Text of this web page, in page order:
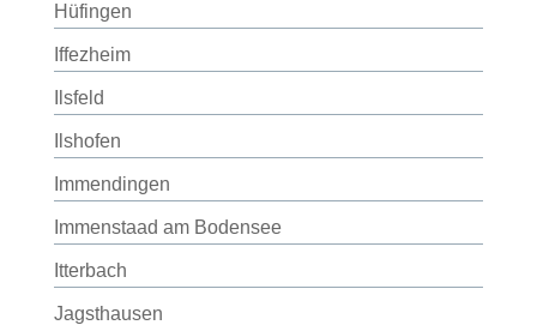
Hüfingen
Iffezheim
Ilsfeld
Ilshofen
Immendingen
Immenstaad am Bodensee
Itterbach
Jagsthausen